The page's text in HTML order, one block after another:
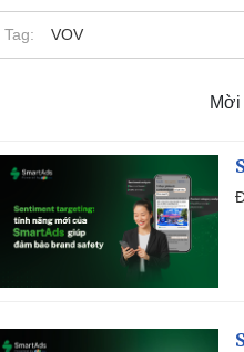
Tag: VOV
Mời